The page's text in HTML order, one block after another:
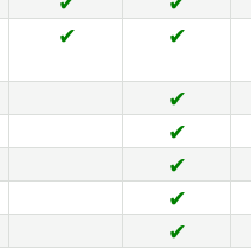
✔ ✔
✔
✔
✔
✔
✔